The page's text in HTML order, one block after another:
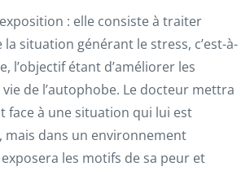
: elle consiste à traiter
la situation générant le stress, c’est-à-
l’objectif étant d’améliorer les
de l’autophobe. Le docteur mettra
face à une situation qui lui est
mais dans un environnement
les motifs de sa peur et